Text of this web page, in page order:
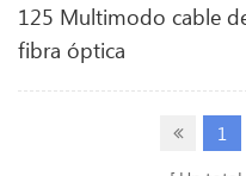
125 Multimodo cable
fibra óptica
1